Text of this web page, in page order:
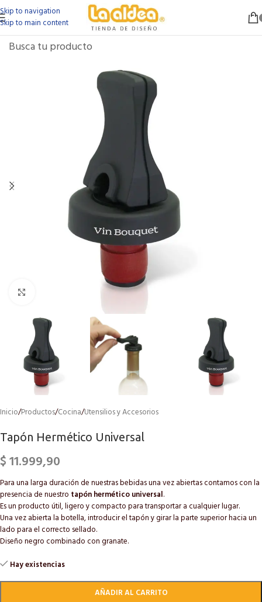
Skip to navigation
Skip to main content
Inicio/Productos/Cocina/Utensilios y Accesorios
Tapón Hermético Universal
$11.999,90
Para una larga duración de nuestras bebidas una vez abiertas contamos con la
presencia de nuestro tapón hermético universal.
Es un producto útil, ligero y compacto para transportar a cualquier lugar.
Una vez abierta la botella, introducir el tapón y girar la parte superior hacia un
lado para el correcto sellado.
Diseño negro combinado con granate.
Hay existencias
AÑADIR AL CARRITO